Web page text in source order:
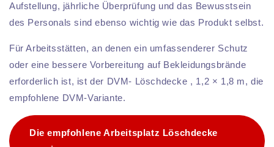
Aufstellung, jährliche Überprüfung und das Bewusstsein
des Personals sind ebenso wichtig wie das Produkt selbst.
Für Arbeitsstätten, an denen ein umfassenderer Schutz
oder eine bessere Vorbereitung auf Bekleidungsbrände
erforderlich ist, ist der DVM- Löschdecke , 1,2 × 1,8 m, die
empfohlene DVM-Variante.
Die empfohlene Arbeitsplatz Löschdecke